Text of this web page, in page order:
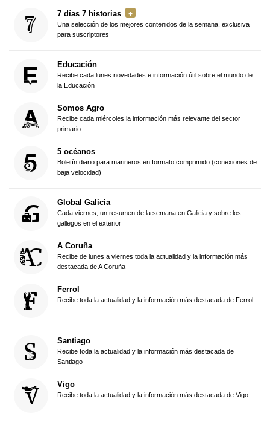
7 días 7 historias
Una selección de los mejores contenidos de la semana, exclusiva
para suscriptores
Educación
Recibe cada lunes novedades e información útil sobre el mundo de
la Educación
Somos Agro
Recibe cada miércoles la información más relevante del sector
primario
5 océanos
Boletín diario para marineros en formato comprimido (conexiones de
baja velocidad)
Global Galicia
Cada viernes, un resumen de la semana en Galicia y sobre los
gallegos en el exterior
A Coruña
Recibe de lunes a viernes toda la actualidad y la información más
destacada de A Coruña
Ferrol
Recibe toda la actualidad y la información más destacada de Ferrol
Santiago
Recibe toda la actualidad y la información más destacada de
Santiago
Vigo
Recibe toda la actualidad y la información más destacada de Vigo